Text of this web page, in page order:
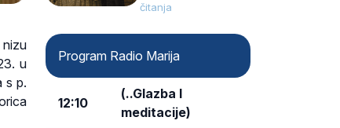
u
s p.
propovjednika (Ordo
dubokom ljubavlju
čitanja
Program Radio Marija
12:10
(..Glazba I
meditacije)